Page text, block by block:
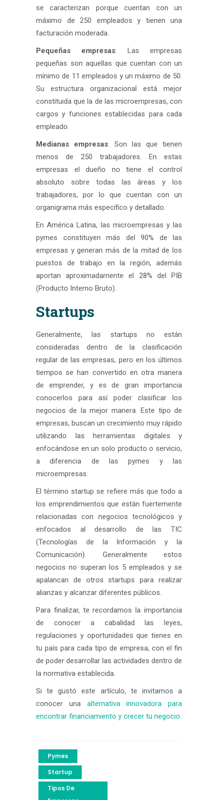
se caracterizan porque cuentan con un
máximo de 250 empleados y tienen una
facturación moderada.
Pequeñas empresas: Las empresas
pequeñas son aquellas que cuentan con un
mínimo de 11 empleados y un máximo de 50.
Su estructura organizacional está mejor
constituida que la de las microempresas, con
cargos y funciones establecidas para cada
empleado.
Medianas empresas: Son las que tienen
menos de 250 trabajadores. En estas
empresas el dueño no tiene el control
absoluto sobre todas las áreas y los
trabajadores, por lo que cuentan con un
organigrama más específico y detallado.
En América Latina, las microempresas y las
pymes constituyen más del 90% de las
empresas y generan más de la mitad de los
puestos de trabajo en la región, además
aportan aproximadamente el 28% del PIB
(Producto Interno Bruto).
Startups
Generalmente, las startups no están
consideradas dentro de la clasificación
regular de las empresas, pero en los últimos
tiempos se han convertido en otra manera
de emprender, y es de gran importancia
conocerlos para así poder clasificar los
negocios de la mejor manera. Este tipo de
empresas, buscan un crecimiento muy rápido
utilizando las herramientas digitales y
enfocándose en un solo producto o servicio,
a diferencia de las pymes y las
microempresas.
El término startup se refiere más que todo a
los emprendimientos que están fuertemente
relacionadas con negocios tecnológicos y
enfocados al desarrollo de las TIC
(Tecnologías de la Información y la
Comunicación). Generalmente estos
negocios no superan los 5 empleados y se
apalancan de otros startups para realizar
alianzas y alcanzar diferentes públicos.
Para finalizar, te recordamos la importancia
de conocer a cabalidad las leyes,
regulaciones y oportunidades que tienes en
tu país para cada tipo de empresa, con el fin
de poder desarrollar las actividades dentro de
la normativa establecida.
Si te gustó este artículo, te invitamos a
conocer una alternativa innovadora para
encontrar financiamiento y crecer tu negocio.
Pymes
Startup
Tipos De